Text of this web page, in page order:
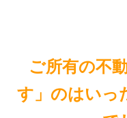
ご所有の不
す」のはいっ